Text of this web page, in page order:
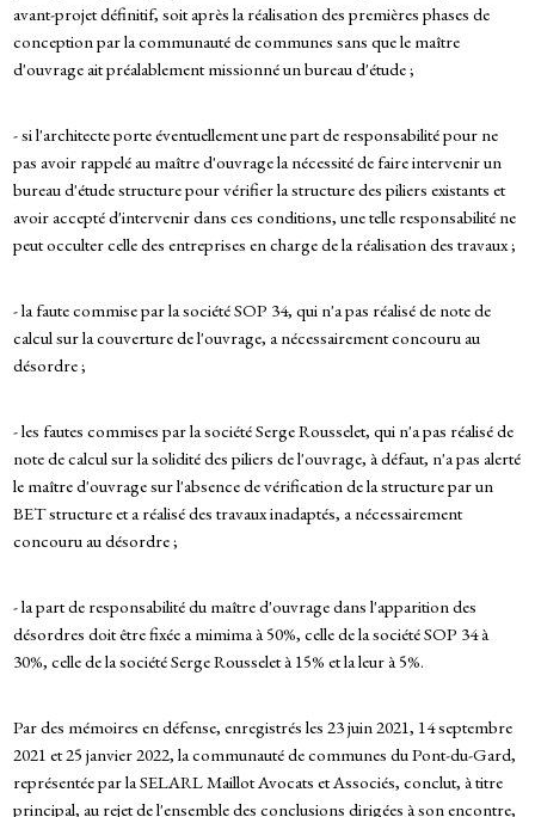
avant-projet définitif, soit après la réalisation des premières phases de
conception par la communauté de communes sans que le maître
d'ouvrage ait préalablement missionné un bureau d'étude ;
- si l'architecte porte éventuellement une part de responsabilité pour ne
pas avoir rappelé au maître d'ouvrage la nécessité de faire intervenir un
bureau d'étude structure pour vérifier la structure des piliers existants et
avoir accepté d'intervenir dans ces conditions, une telle responsabilité ne
peut occulter celle des entreprises en charge de la réalisation des travaux ;
- la faute commise par la société SOP 34, qui n'a pas réalisé de note de
calcul sur la couverture de l'ouvrage, a nécessairement concouru au
désordre ;
- les fautes commises par la société Serge Rousselet, qui n'a pas réalisé de
note de calcul sur la solidité des piliers de l'ouvrage, à défaut, n'a pas alerté
le maître d'ouvrage sur l'absence de vérification de la structure par un
BET structure et a réalisé des travaux inadaptés, a nécessairement
concouru au désordre ;
- la part de responsabilité du maître d'ouvrage dans l'apparition des
désordres doit être fixée a mimima à 50%, celle de la société SOP 34 à
30%, celle de la société Serge Rousselet à 15% et la leur à 5%.
Par des mémoires en défense, enregistrés les 23 juin 2021, 14 septembre
2021 et 25 janvier 2022, la communauté de communes du Pont-du-Gard,
représentée par la SELARL Maillot Avocats et Associés, conclut, à titre
principal, au rejet de l'ensemble des conclusions dirigées à son encontre,